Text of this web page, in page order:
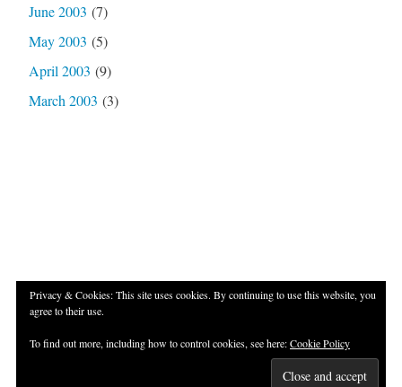
June 2003 (7)
May 2003 (5)
April 2003 (9)
March 2003 (3)
Publisher 2 by
Raam Dev.
Privacy & Cookies: This site uses cookies. By continuing to use this website, you
agree to their use.
To find out more, including how to control cookies, see here:Cookie Policy